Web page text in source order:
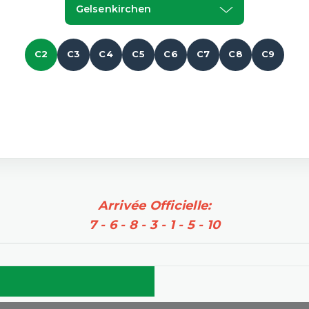
Gelsenkirchen
C2 C3 C4 C5 C6 C7 C8 C9
Arrivée Officielle:
7 - 6 - 8 - 3 - 1 - 5 - 10